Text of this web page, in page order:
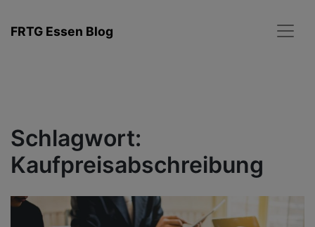
Inhalt
FRTG Essen Blog
Schlagwort:
Kaufpreisabschreibung